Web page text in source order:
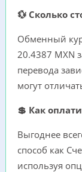
💱 Сколько
Обменный
20.4387 MXN
перевода
могут
💲 Как
Выгоднее
способ как
используя